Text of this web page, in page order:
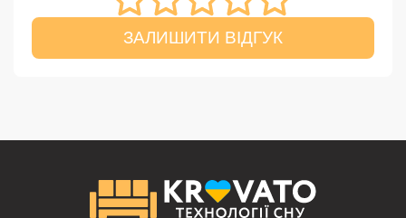
ЗАЛИШИТИ ВІДГУК